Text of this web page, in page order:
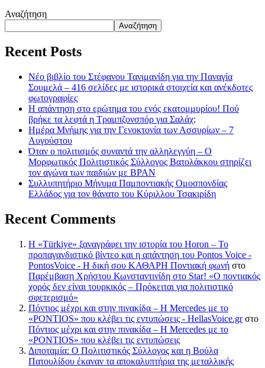
Αναζήτηση
Αναζήτηση
Recent Posts
Νέο βιβλίο του Στέφανου Τανιμανίδη για την Παναγία
Σουμελά – 416 σελίδες με ιστορικά στοιχεία και ανέκδοτες
φωτογραφίες
Η απάντηση στο ερώτημα του ενός εκατομμυρίου! Πού
βρήκε τα λεφτά η Τραμπζονσπόρ για Σαλάχ;
Ημέρα Μνήμης για την Γενοκτονία των Ασσυρίων – 7
Αυγούστου
Όταν ο πολιτισμός συναντά την αλληλεγγύη – Ο
Μορφωτικός Πολιτιστικός Σύλλογος Βατολάκκου στηρίζει
τον αγώνα των παιδιών με BPAN
Συλλυπητήριο Μήνυμα Παμποντιακής Ομοσπονδίας
Ελλάδος για τον θάνατο του Κύριλλου Τσακιρίδη
Recent Comments
Η «Türkiye» ξαναγράφει την ιστορία του Horon – Το
προπαγανδιστικό βίντεο και η απάντηση του Pontos Voice -
PontosVoice - H δική σου ΚΑΘΑΡΗ Ποντιακή φωνή στο
Παρέμβαση Χρήστου Κωνσταντινίδη στο Star! «Ο ποντιακός
χορός δεν είναι τουρκικός – Πρόκειται για πολιτιστικό
σφετερισμό»
Πόντιος μέχρι και στην πινακίδα – Η Mercedes με το
«PONTIOS» που κλέβει τις εντυπώσεις - HellasVoice.grστο
Πόντιος μέχρι και στην πινακίδα – Η Mercedes με το
«PONTIOS» που κλέβει τις εντυπώσεις
Διποταμία: Ο Πολιτιστικός Σύλλογος και η Βούλα
Πατουλίδου έκαναν τα αποκαλυπτήρια της μεταλλικής